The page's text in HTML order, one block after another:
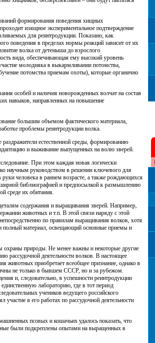
формирования поведения хищных
изящное экспериментальное подтверждение
для реинтродукции. Показано, как
поведения в пределах нормы реакций зависит от их
волка от детеныша до взрослого
вида, обеспечивающая ему высокий уровень
молодняка в выкармливании потомства,
потомства приемам охоты), которые органично
особей и наличия новорожденных волчат на состав
навыков, направленных на повышение
большим объемом фактического материала,
проблемы реинтродукции волка.
естественной среды, формированию
и выживание выпущенных на волю зверей.
При этом каждая новая логически
научным руководством в решении ключевого для
человека в раннем возрасте, а также рождающихся
библиографией и предпосылкой к размышлению
среде их обитания.
содержания и выращивания зверей. Например,
животных и т.п. В этой связи наряду с этой
по правилам выращивания волков, хотя
полный материал, освещающий основные приемы и
охраны природы. Не менее важны и некоторые другие
рассудочной деятельности волков. В настоящее
животных приобретает всеобщее признание, однако в
не только в бывшем СССР, но и за рубежом.
и, следовательно, в успешности реинтродукции
лабораторию, где в тот период
учеников ведущего российского
в его работах по рассудочной деятельности
псовых и кошачьих удалось показать, что
были подкреплены опытами на выращенных в